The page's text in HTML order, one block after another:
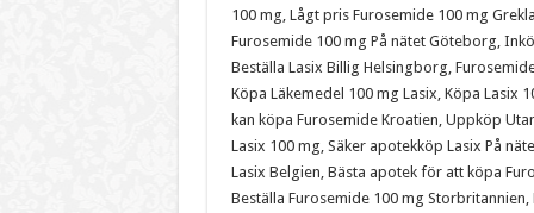
100 mg, Lågt pris Furosemide 100 mg
Furosemide 100 mg På nätet Göteborg,
Beställa Lasix Billig Helsingborg,
Köpa Läkemedel 100 mg Lasix, Köpa Lasix
kan köpa Furosemide Kroatien, Uppköp
Lasix 100 mg, Säker apotekköp Lasix På
Lasix Belgien, Bästa apotek för att köpa
Beställa Furosemide 100 mg